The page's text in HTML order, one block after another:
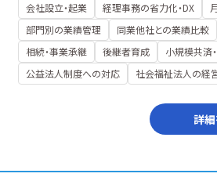
会社設立・起業 経理事務の省力化・DX
部門別の業績管理
同業他社との業績比較
相続・事業承継
後継者育成 小規模共済
公益法人制度への対応
社会福祉法人の経
詳